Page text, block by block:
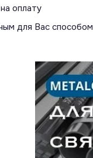
оплату
для Вас способом